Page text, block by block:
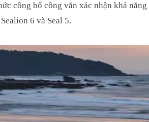
công bố công văn xác nhận khả
6 và Seal 5.